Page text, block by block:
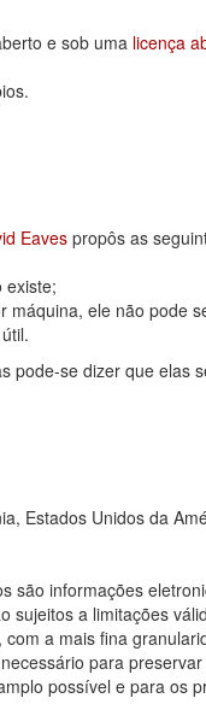
e sob uma licença
Eavespropôs as
existe;
ele não pode
se dizer que elas
Estados Unidos da
são informações
a limitações
a mais fina
para
possível e para os